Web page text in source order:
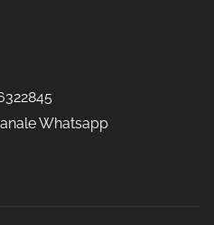
Whatsapp